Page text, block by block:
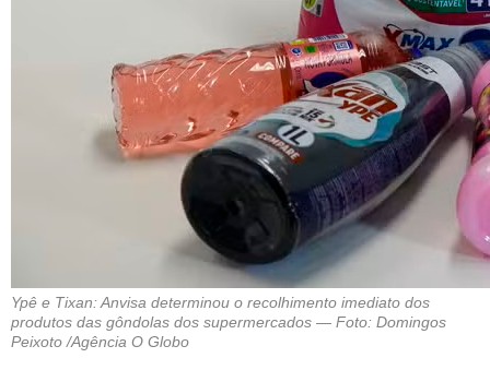
Ypê e Tixan: Anvisa determinou o recolhimento imediato dos
produtos das gôndolas dos supermercados — Foto: Domingos
Peixoto /Agência O Globo